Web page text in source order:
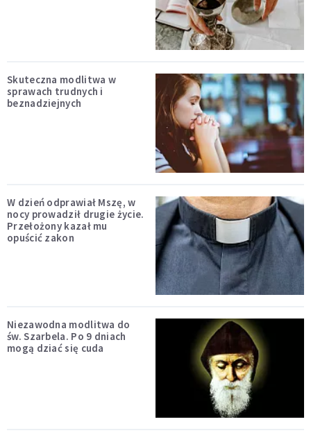
Skuteczna modlitwa w
sprawach trudnych i
beznadziejnych
W dzień odprawiał Mszę, w
nocy prowadził drugie życie.
Przełożony kazał mu
opuścić zakon
Niezawodna modlitwa do
św. Szarbela. Po 9 dniach
mogą dziać się cuda